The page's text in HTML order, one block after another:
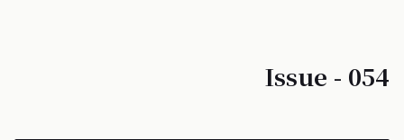
Issue - 054